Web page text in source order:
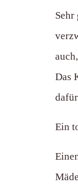
Das
Ein